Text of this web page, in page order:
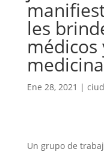
les
médicos
Ene 28, 2021 |
Un grupo de